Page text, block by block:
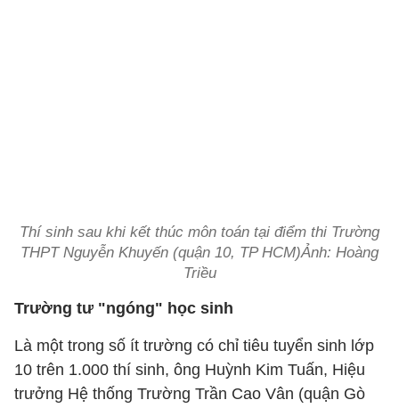
Thí sinh sau khi kết thúc môn toán tại điểm thi Trường
THPT Nguyễn Khuyến (quận 10, TP HCM)Ảnh: Hoàng
Triều
Trường tư "ngóng" học sinh
Là một trong số ít trường có chỉ tiêu tuyển sinh lớp
10 trên 1.000 thí sinh, ông Huỳnh Kim Tuấn, Hiệu
trưởng Hệ thống Trường Trần Cao Vân (quận Gò